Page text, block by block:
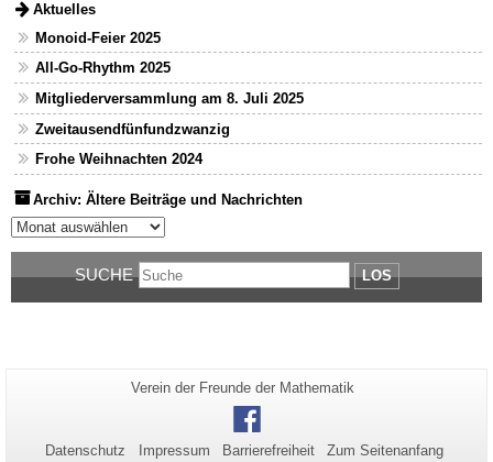
Aktuelles
Monoid-Feier 2025
All-Go-Rhythm 2025
Mitgliederversammlung am 8. Juli 2025
Zweitausendfünfundzwanzig
Frohe Weihnachten 2024
Archiv: Ältere Beiträge und Nachrichten
Archiv: Ältere Beiträge und Nachrichten
SUCHE LOS
Zusätzliche
Informationen
zu
dieser
Seiten-
Verein der Freunde der Mathematik
Facebook
Datenschutz Impressum Barrierefreiheit Zum Seitenanfang